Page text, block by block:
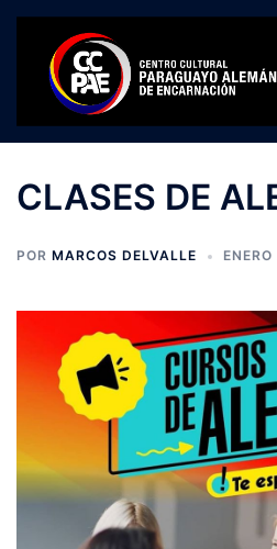
Saltar
contenido
CLASES DE
POR MARCOS DELVALLE